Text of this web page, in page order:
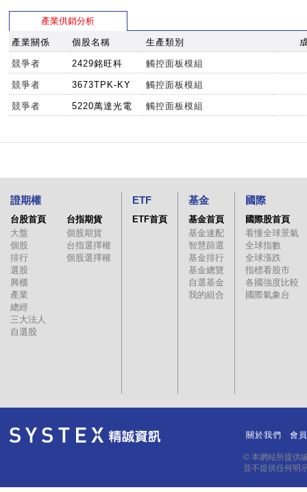
產業供銷分析
產業關係 個股名稱 生產類別
競爭者 2429銘旺科 觸控面板模組
競爭者 3673TPK-KY 觸控面板模組
競爭者 5220萬達光電 觸控面板模組
證期權
台股首頁
大盤
個股
排行
選股
興櫃
產業
總經
三大法人
自選股
台指期貨
個股期貨
台指選擇權
個股選擇權
ETF
ETF首頁
基金
基金首頁
基金速配
智慧篩選
基金排行
基金總覽
自選基金
我的組合
國際
國際股首頁
看懂全球景氣
全球指數
全球漲跌
指標看股市
各國強度比較
國際氣象台
關於我們 會
© 本網站所提供
並不提供任何明